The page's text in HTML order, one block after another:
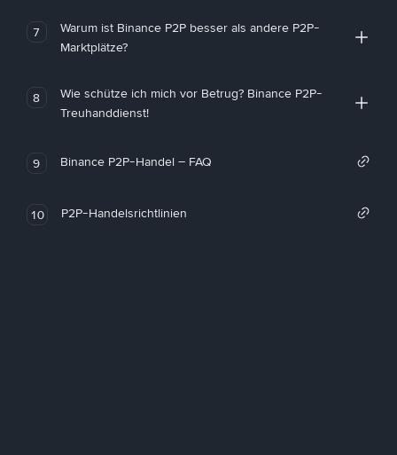
7
Warum ist Binance P2P besser als andere P2P-
Marktplätze?
8
Wie schütze ich mich vor Betrug? Binance P2P-
Treuhanddienst!
9 Binance P2P-Handel – FAQ
10 P2P-Handelsrichtlinien